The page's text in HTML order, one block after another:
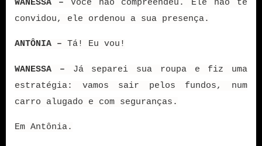
WANESSA – Você não compreendeu. Ele não te
convidou, ele ordenou a sua presença.
ANTÔNIA – Tá! Eu vou!
WANESSA – Já separei sua roupa e fiz uma
estratégia: vamos sair pelos fundos, num
carro alugado e com seguranças.
Em Antônia.